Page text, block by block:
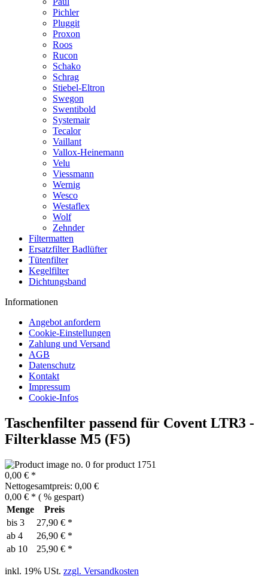
Pichler
Pluggit
Proxon
Roos
Rucon
Schako
Schrag
Stiebel-Eltron
Swegon
Swentibold
Systemair
Tecalor
Vaillant
Vallox-Heinemann
Velu
Viessmann
Wernig
Wesco
Westaflex
Wolf
Zehnder
Filtermatten
Ersatzfilter Badlüfter
Tütenfilter
Kegelfilter
Dichtungsband
Informationen
Angebot anfordern
Cookie-Einstellungen
Zahlung und Versand
AGB
Datenschutz
Kontakt
Impressum
Cookie-Infos
Taschenfilter passend für Covent LTR3 -
Filterklasse M5 (F5)
0,00 € *
Nettogesamtpreis: 0,00 €
0,00 € * ( % gespart)
Menge
Preis
bis 3
27,90 € *
ab 4
26,90 € *
ab 10 25,90 € *
inkl. 19% USt. zzgl. Versandkosten